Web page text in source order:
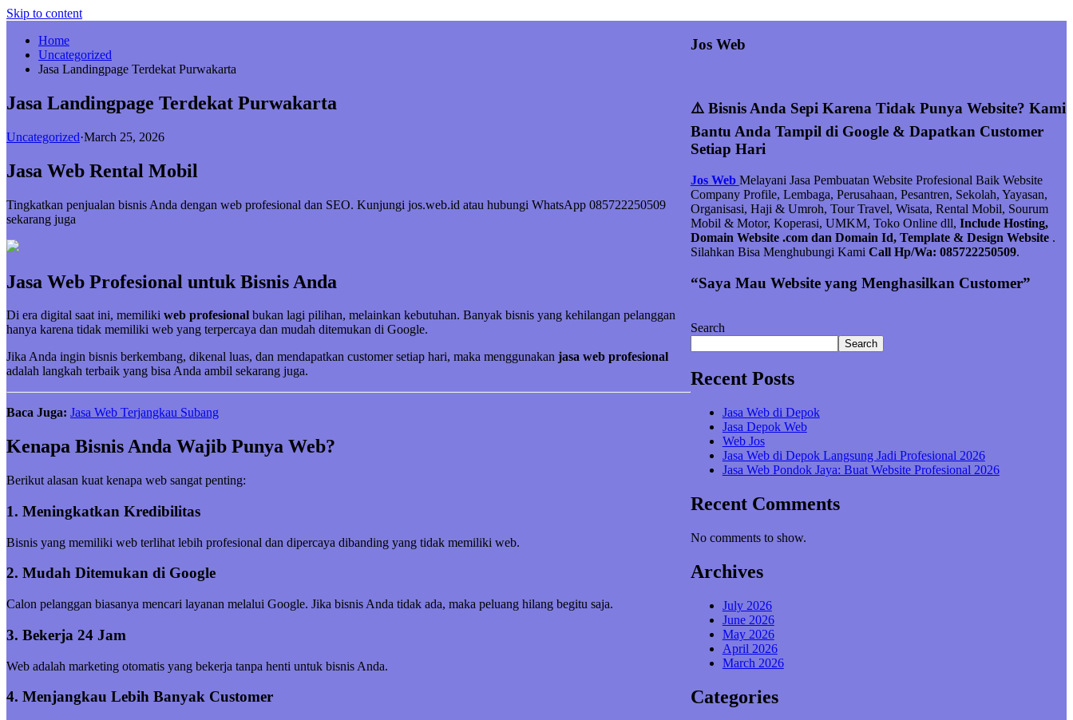
Skip to content
Home
Uncategorized
Jasa Landingpage Terdekat Purwakarta
Jasa Landingpage Terdekat Purwakarta
Uncategorized·March 25, 2026
Jasa Web Rental Mobil
Tingkatkan penjualan bisnis Anda dengan web profesional dan SEO. Kunjungi jos.web.id atau hubungi WhatsApp 085722250509
sekarang juga
Jasa Web Profesional untuk Bisnis Anda
Di era digital saat ini, memiliki web profesional bukan lagi pilihan, melainkan kebutuhan. Banyak bisnis yang kehilangan pelanggan
hanya karena tidak memiliki web yang terpercaya dan mudah ditemukan di Google.
Jika Anda ingin bisnis berkembang, dikenal luas, dan mendapatkan customer setiap hari, maka menggunakan jasa web profesional
adalah langkah terbaik yang bisa Anda ambil sekarang juga.
Baca Juga: Jasa Web Terjangkau Subang
Kenapa Bisnis Anda Wajib Punya Web?
Berikut alasan kuat kenapa web sangat penting:
1. Meningkatkan Kredibilitas
Bisnis yang memiliki web terlihat lebih profesional dan dipercaya dibanding yang tidak memiliki web.
2. Mudah Ditemukan di Google
Calon pelanggan biasanya mencari layanan melalui Google. Jika bisnis Anda tidak ada, maka peluang hilang begitu saja.
3. Bekerja 24 Jam
Web adalah marketing otomatis yang bekerja tanpa henti untuk bisnis Anda.
4. Menjangkau Lebih Banyak Customer
Jos Web
⚠️ Bisnis Anda Sepi Karena Tidak Punya Website? Kami
Bantu Anda Tampil di Google & Dapatkan Customer
Setiap Hari
Jos Web Melayani Jasa Pembuatan Website Profesional Baik Website
Company Profile, Lembaga, Perusahaan, Pesantren, Sekolah, Yayasan,
Organisasi, Haji & Umroh, Tour Travel, Wisata, Rental Mobil, Sourum
Mobil & Motor, Koperasi, UMKM, Toko Online dll, Include Hosting,
Domain Website .com dan Domain Id, Template & Design Website .
Silahkan Bisa Menghubungi Kami Call Hp/Wa: 085722250509.
“Saya Mau Website yang Menghasilkan Customer”
Search
Search
Recent Posts
Jasa Web di Depok
Jasa Depok Web
Web Jos
Jasa Web di Depok Langsung Jadi Profesional 2026
Jasa Web Pondok Jaya: Buat Website Profesional 2026
Recent Comments
No comments to show.
Archives
July 2026
June 2026
May 2026
April 2026
March 2026
Categories